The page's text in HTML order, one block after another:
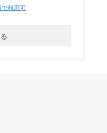
利用可